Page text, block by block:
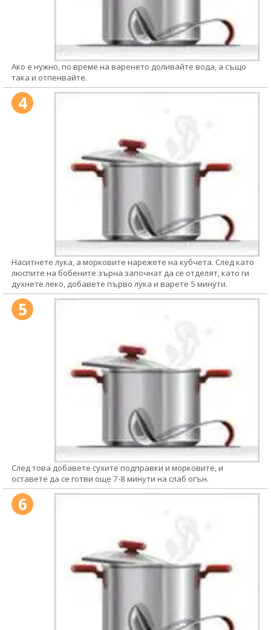
Ако е нужно, по време на варенето доливайте вода, а също
така и отпенвайте.
4
Наситнете лука, а морковите нарежете на кубчета. След като
люспите на бобените зърна започнат да се отделят, като ги
духнете леко, добавете първо лука и варете 5 минути.
5
След това добавете сухите подправки и морковите, и
оставете да се готви още 7-8 минути на слаб огън.
6